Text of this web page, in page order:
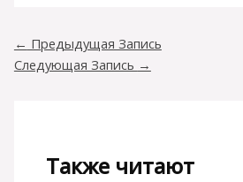
← Предыдущая Запись
Следующая Запись →
Также читают